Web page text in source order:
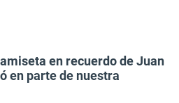
en recuerdo de Juan
en parte de nuestra